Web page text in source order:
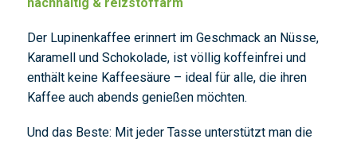
Der Lupinenkaffee erinnert im Geschmack an Nüsse,
Karamell und Schokolade, ist völlig koffeinfrei und
enthält keine Kaffeesäure – ideal für alle, die ihren
Kaffee auch abends genießen möchten.
Und das Beste: Mit jeder Tasse unterstützt man die